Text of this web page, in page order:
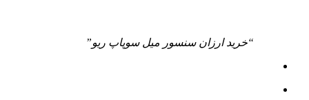
“خرید ارزان سنسور میل سوپاپ ریو”